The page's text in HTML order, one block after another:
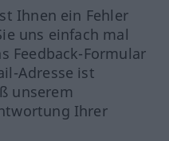
Ihnen ein Fehler
uns einfach mal
Feedback-Formular
Adresse ist
unserem
Ihrer